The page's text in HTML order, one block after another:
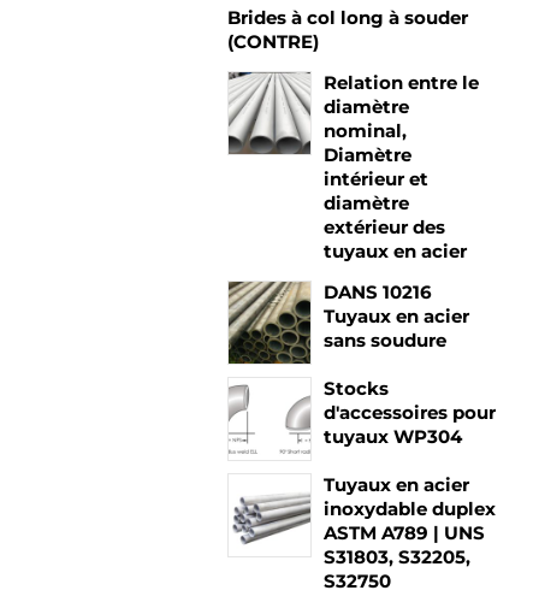
Brides à col long à souder
(CONTRE)
Relation entre le
diamètre
nominal,
Diamètre
intérieur et
diamètre
extérieur des
tuyaux en acier
DANS 10216
Tuyaux en acier
sans soudure
Stocks
d'accessoires pour
tuyaux WP304
Tuyaux en acier
inoxydable duplex
ASTM A789 | UNS
S31803, S32205,
S32750